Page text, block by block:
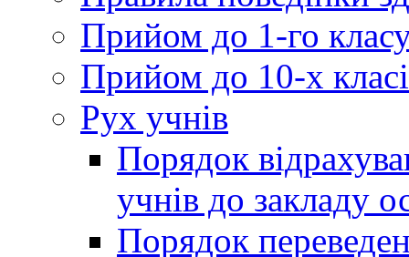
Прийом до 1-го
Прийом до 10-х
Рух учнів
Порядок
учнів до закладу
Порядок